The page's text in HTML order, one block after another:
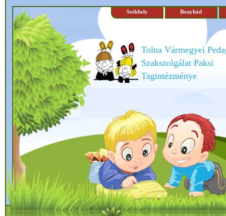
Székhely Bonyhád
Tolna Vármegyei
Szakszolgálat Paksi
Tagintézménye